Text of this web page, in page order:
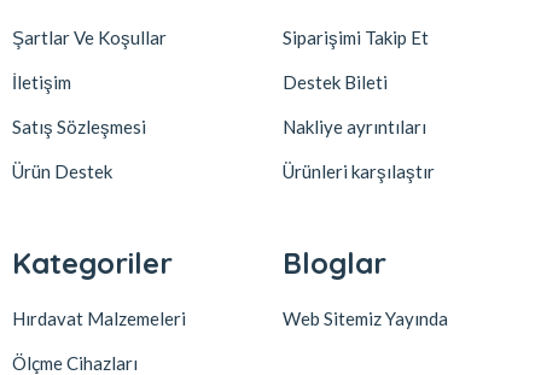
Şartlar Ve Koşullar
İletişim
Satış Sözleşmesi
Ürün Destek
Siparişimi Takip Et
Destek Bileti
Nakliye ayrıntıları
Ürünleri karşılaştır
Kategoriler
Hırdavat Malzemeleri
Ölçme Cihazları
Bloglar
Web Sitemiz Yayında